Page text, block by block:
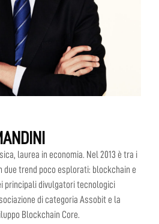
laurea in economia. Nel 2013 è tra i
due trend poco esplorati: blockchain e
principali divulgatori tecnologici
di categoria Assobit e la
Blockchain Core.